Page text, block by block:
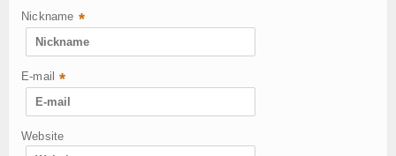
Nickname *
E-mail *
Website